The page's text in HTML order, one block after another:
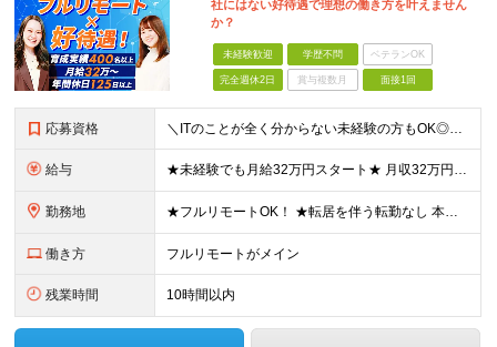
社にはない好待遇で理想の働き方を叶えません
か？
未経験歓迎 学歴不問 ベテランOK
完全週休2日 賞与複数月 面接1回
応募資格 ＼ITのことが全く分からない未経験の方もOK◎／≪ポテンシャル採用実施中≫ ★未経験OK！フリータからの正社員デビューもOK！ ★学歴不問 ≪こんな方にピッタリです！≫ ◎未経験から本気でエンジニア
給与 ★未経験でも月給32万円スタート★ 月収32万円～35万円＋各種手当（資格手当だけで毎月15万の上乗せ実績あり！） ★資格手当豊富！1資格につき最大3万円支給 ★功績手当の導入で、毎月のお給与に上乗
勤務地 ★フルリモートOK！ ★転居を伴う転勤なし 本社またはプロジェクト先にて勤務いただきます！ ※プロジェクト先は一都三県及び23区内がメイン 【本社】 東京都新宿区神楽坂1-2 研究社英語センタービ
働き方 フルリモートがメイン
残業時間 10時間以内